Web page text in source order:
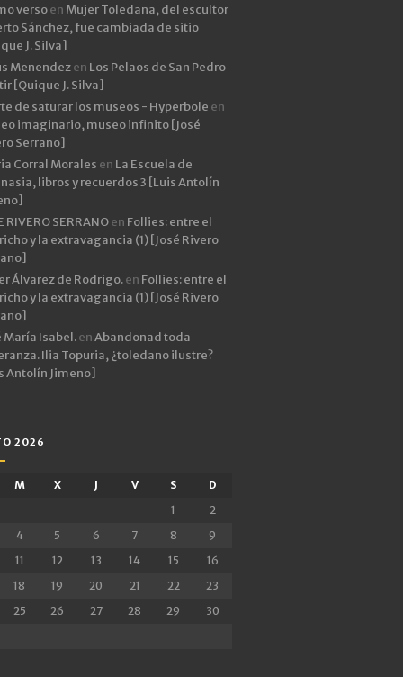
versoen Mujer Toledana, del escultor
Sánchez, fue cambiada de sitio
J. Silva]
Menendezen Los Pelaos de San Pedro
[Quique J. Silva]
de saturar los museos - Hyperbole en
imaginario, museo infinito [José
Serrano]
Corral Morales en La Escuela de
libros y recuerdos 3 [Luis Antolín
RIVERO SERRANOen Follies: entre el
y la extravagancia (1) [José Rivero
Álvarez de Rodrigo.en Follies: entre el
y la extravagancia (1) [José Rivero
María Isabel.enAbandonad toda
Ilia Topuria, ¿toledano ilustre?
Antolín Jimeno]
2026
M X J V S
D
1
2
4 5 6 7 8
9
11 12 13 14 15
16
18 19 20 21 22
23
25 26 27 28 29
30